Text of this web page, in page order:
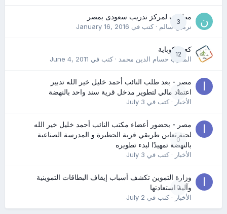
3
مطلوب لمركز تدريب سعودى بمصر
نرمين سالم· كتب في January 16, 2016
12
كعب كوباية
المدرب حسام الدين محمد· كتب في June 4, 2011
0
مصر - بعد طلب النائب أحمد خليل خير الله تدبير
اعتماد مالي لتطوير مدخل قرية سند واحد بالنهضة
الأخبار· كتب في July 3
0
مصر - بحضور أعضاء مكتب النائب أحمد خليل خير الله
لجنة تعاين طريقي قرية الحظيرة و المدرسة الصناعية
بالنهضة تمهيدًا لبدء تطويره
الأخبار· كتب في July 3
0
وزارة التموين تكشف أسباب إيقاف البطاقات التموينية
وآلية استعادتها
الأخبار· كتب في July 2